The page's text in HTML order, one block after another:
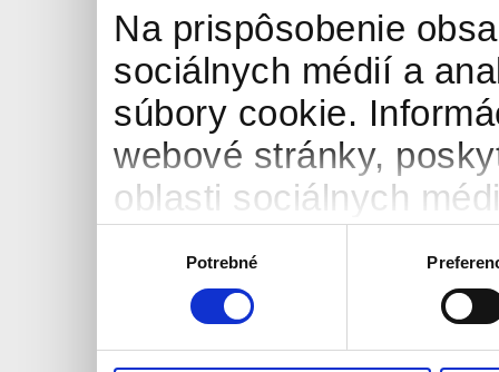
Na prispôsobenie
sociálnych médií a
súbory cookie.
webové stránky,
oblasti sociálnych
ktoré ste im poskytli
používali ich služby.
Potrebné